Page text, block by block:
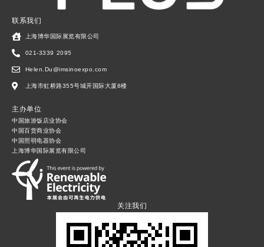
联系我们
上海博华国际展览有限公司
021-3339 2095
Helen.Du@imsinoexpo.com
上海市虹桥路355号城开国际大厦8楼
主办单位
中国旅游饭店业协会
中国百货商业协会
中国照明电器协会
上海博华国际展览有限公司
关注我们